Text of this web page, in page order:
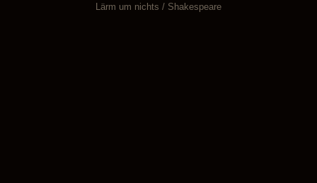
Lärm um nichts / Shakespeare